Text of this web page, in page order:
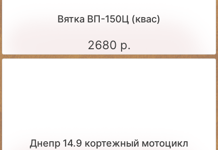
Вятка ВП-150Ц (квас)
2680 р.
Днепр 14.9 кортежный мотоцикл